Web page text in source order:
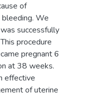
of
We
successfully
procedure
pregnant 6
at 38 weeks.
effective
of uterine